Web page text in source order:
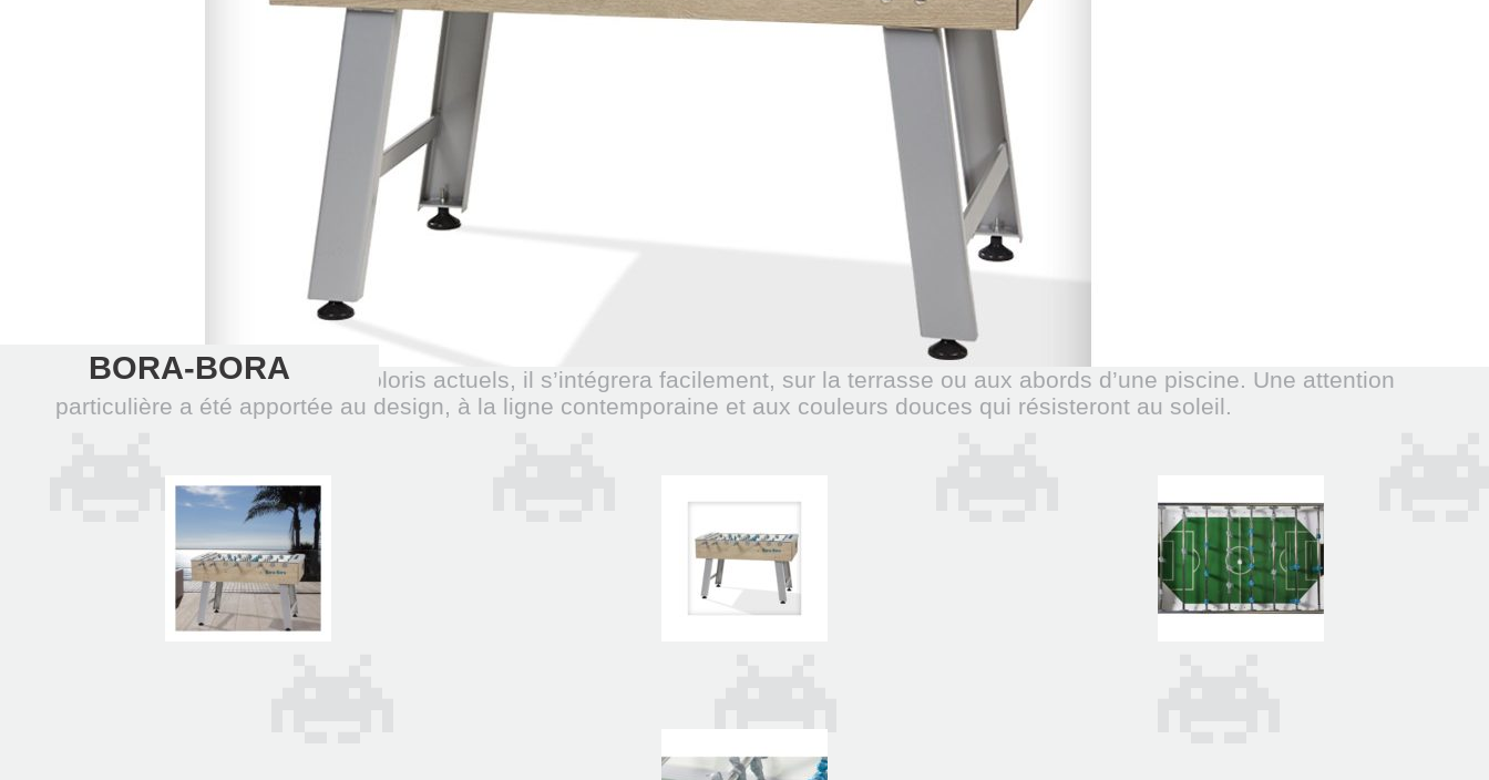
BORA-BORA
Élégant et discret, avec des coloris actuels, il s’intégrera facilement, sur la terrasse ou aux abords d’une piscine. Une attention
particulière a été apportée au design, à la ligne contemporaine et aux couleurs douces qui résisteront au soleil.